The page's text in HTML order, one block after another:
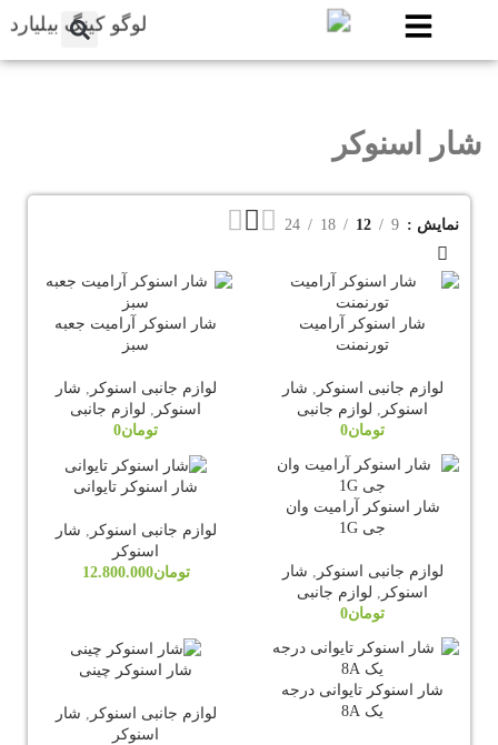
شار اسنوکر
نمایش 9
12
18
24
شار اسنوکر آرامیت
تورنمنت
لوازم جانبی اسنوکر , شار
اسنوکر , لوازم جانبی
تومان0
شار اسنوکر آرامیت جعبه
سبز
لوازم جانبی اسنوکر , شار
اسنوکر , لوازم جانبی
تومان0
شار اسنوکر آرامیت وان
جی 1G
لوازم جانبی اسنوکر , شار
اسنوکر , لوازم جانبی
تومان0
شار اسنوکر تایوانی
لوازم جانبی اسنوکر , شار
اسنوکر
تومان12.800.000
شار اسنوکر تایوانی درجه
یک 8A
شار اسنوکر چینی
لوازم جانبی اسنوکر , شار
اسنوکر